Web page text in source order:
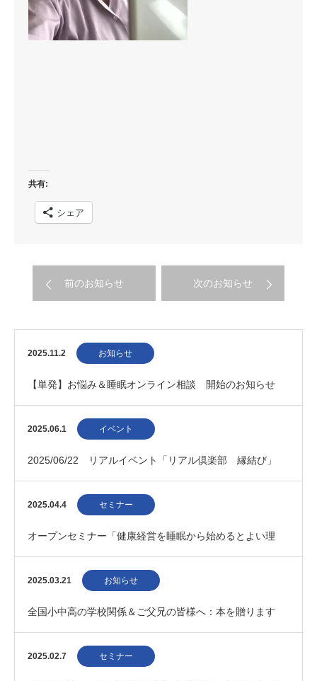
共有:
シェア
前のお知らせ 次のお知らせ
2025.11.2 お知らせ
【単発】お悩み＆睡眠オンライン相談 開始のお知らせ
2025.06.1 イベント
2025/06/22 リアルイベント「リアル倶楽部 縁結び」
2025.04.4 セミナー
オープンセミナー「健康経営を睡眠から始めるとよい理
由」
2025.03.21 お知らせ
全国小中高の学校関係＆ご父兄の皆様へ：本を贈ります
2025.02.7 セミナー